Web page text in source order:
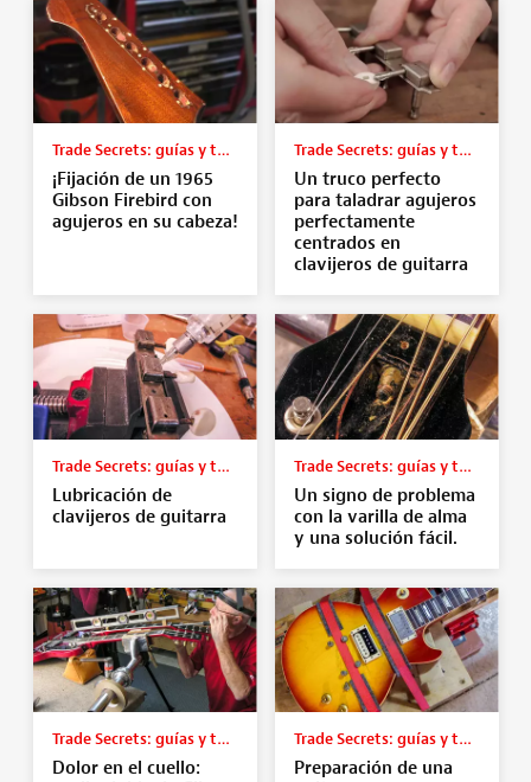
Trade Secrets: guías y tutoriales
¡Fijación de un 1965
Gibson Firebird con
agujeros en su cabeza!
Trade Secrets: guías y tutoriales
Un truco perfecto
para taladrar agujeros
perfectamente
centrados en
clavijeros de guitarra
Trade Secrets: guías y tutoriales
Lubricación de
clavijeros de guitarra
Trade Secrets: guías y tutoriales
Un signo de problema
con la varilla de alma
y una solución fácil.
Trade Secrets: guías y tutoriales
Dolor en el cuello:
Trade Secrets: guías y tutoriales
Preparación de una